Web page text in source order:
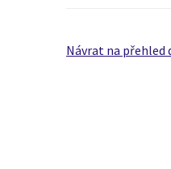
Návrat na přehled